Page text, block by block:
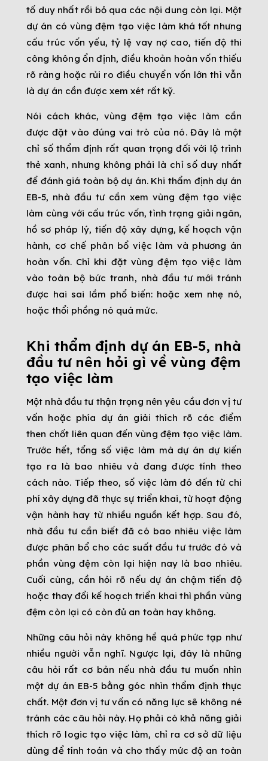
tố duy nhất rồi bỏ qua các nội dung còn lại. Một
dự án có vùng đệm tạo việc làm khá tốt nhưng
cấu trúc vốn yếu, tỷ lệ vay nợ cao, tiến độ thi
công không ổn định, điều khoản hoàn vốn thiếu
rõ ràng hoặc rủi ro điều chuyển vốn lớn thì vẫn
là dự án cần được xem xét rất kỹ.
Nói cách khác, vùng đệm tạo việc làm cần
được đặt vào đúng vai trò của nó. Đây là một
chỉ số thẩm định rất quan trọng đối với lộ trình
thẻ xanh, nhưng không phải là chỉ số duy nhất
để đánh giá toàn bộ dự án. Khi thẩm định dự án
EB-5, nhà đầu tư cần xem vùng đệm tạo việc
làm cùng với cấu trúc vốn, tình trạng giải ngân,
hồ sơ pháp lý, tiến độ xây dựng, kế hoạch vận
hành, cơ chế phân bổ việc làm và phương án
hoàn vốn. Chỉ khi đặt vùng đệm tạo việc làm
vào toàn bộ bức tranh, nhà đầu tư mới tránh
được hai sai lầm phổ biến: hoặc xem nhẹ nó,
hoặc thổi phồng nó quá mức.
Khi thẩm định dự án EB-5, nhà
đầu tư nên hỏi gì về vùng đệm
tạo việc làm
Một nhà đầu tư thận trọng nên yêu cầu đơn vị tư
vấn hoặc phía dự án giải thích rõ các điểm
then chốt liên quan đến vùng đệm tạo việc làm.
Trước hết, tổng số việc làm mà dự án dự kiến
tạo ra là bao nhiêu và đang được tính theo
cách nào. Tiếp theo, số việc làm đó đến từ chi
phí xây dựng đã thực sự triển khai, từ hoạt động
vận hành hay từ nhiều nguồn kết hợp. Sau đó,
nhà đầu tư cần biết đã có bao nhiêu việc làm
được phân bổ cho các suất đầu tư trước đó và
phần vùng đệm còn lại hiện nay là bao nhiêu.
Cuối cùng, cần hỏi rõ nếu dự án chậm tiến độ
hoặc thay đổi kế hoạch triển khai thì phần vùng
đệm còn lại có còn đủ an toàn hay không.
Những câu hỏi này không hề quá phức tạp như
nhiều người vẫn nghĩ. Ngược lại, đây là những
câu hỏi rất cơ bản nếu nhà đầu tư muốn nhìn
một dự án EB-5 bằng góc nhìn thẩm định thực
chất. Một đơn vị tư vấn có năng lực sẽ không né
tránh các câu hỏi này. Họ phải có khả năng giải
thích rõ logic tạo việc làm, chỉ ra cơ sở dữ liệu
dùng để tính toán và cho thấy mức độ an toàn